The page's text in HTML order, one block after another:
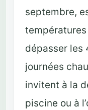
septembre,
dépasser les
journées
invitent à la
piscine ou à